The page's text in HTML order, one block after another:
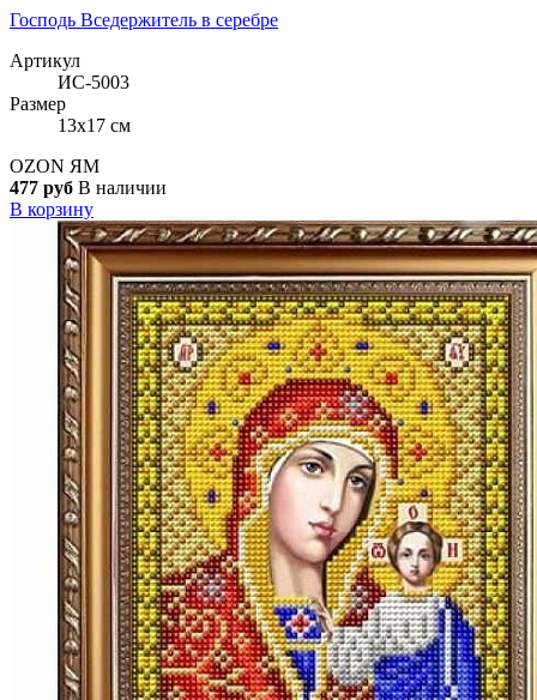
Господь Вседержитель в серебре
Артикул
ИС-5003
Размер
13x17 см
OZON ЯМ
477 руб В наличии
В корзину